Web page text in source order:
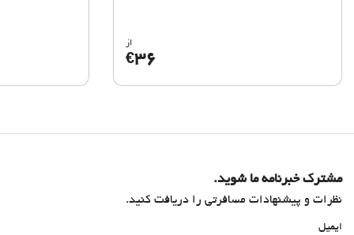
از
€36
مشترک خبرنامه ما شوید.
نظرات و پیشنهادات مسافرتی را دریافت کنید.
ایمیل